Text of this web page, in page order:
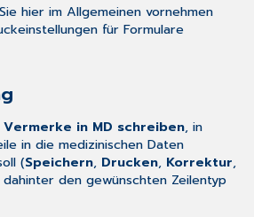
hier im Allgemeinen vornehmen
für Formulare
Vermerke in MD schreiben, in
in die medizinischen Daten
(Speichern, Drucken, Korrektur,
dahinter den gewünschten Zeilentyp